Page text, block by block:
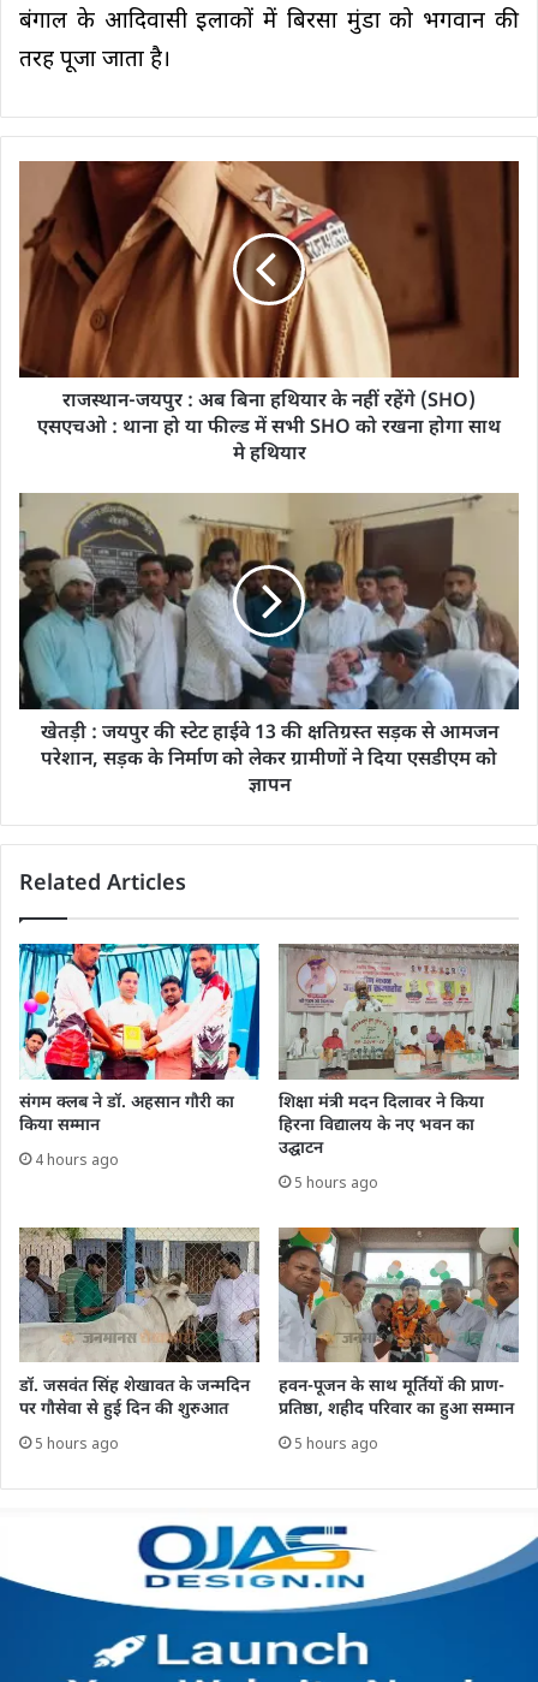
बंगाल के आदिवासी इलाकों में बिरसा मुंडा को भगवान की
तरह पूजा जाता है।
राजस्थान-जयपुर : अब बिना हथियार के नहीं रहेंगे (SHO)
एसएचओ : थाना हो या फील्ड में सभी SHO को रखना होगा साथ
मे हथियार
खेतड़ी : जयपुर की स्टेट हाईवे 13 की क्षतिग्रस्त सड़क से आमजन
परेशान, सड़क के निर्माण को लेकर ग्रामीणों ने दिया एसडीएम को
ज्ञापन
Related Articles
संगम क्लब ने डॉ. अहसान गौरी का
किया सम्मान
4 hours ago
शिक्षा मंत्री मदन दिलावर ने किया
हिरना विद्यालय के नए भवन का
उद्घाटन
5 hours ago
डॉ. जसवंत सिंह शेखावत के जन्मदिन
पर गौसेवा से हुई दिन की शुरुआत
5 hours ago
हवन-पूजन के साथ मूर्तियों की प्राण-
प्रतिष्ठा, शहीद परिवार का हुआ सम्मान
5 hours ago